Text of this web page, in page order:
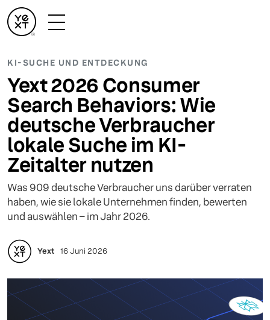
KI-SUCHE UND ENTDECKUNG
Yext 2026 Consumer
Search Behaviors: Wie
deutsche Verbraucher
lokale Suche im KI-
Zeitalter nutzen
Was 909 deutsche Verbraucher uns darüber verraten
haben, wie sie lokale Unternehmen finden, bewerten
und auswählen – im Jahr 2026.
Yext 16 Juni 2026